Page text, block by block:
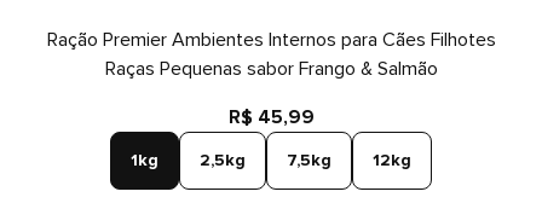
Ração Premier Ambientes Internos para Cães Filhotes
Raças Pequenas sabor Frango & Salmão
R$ 45,99
1kg 2,5kg 7,5kg 12kg